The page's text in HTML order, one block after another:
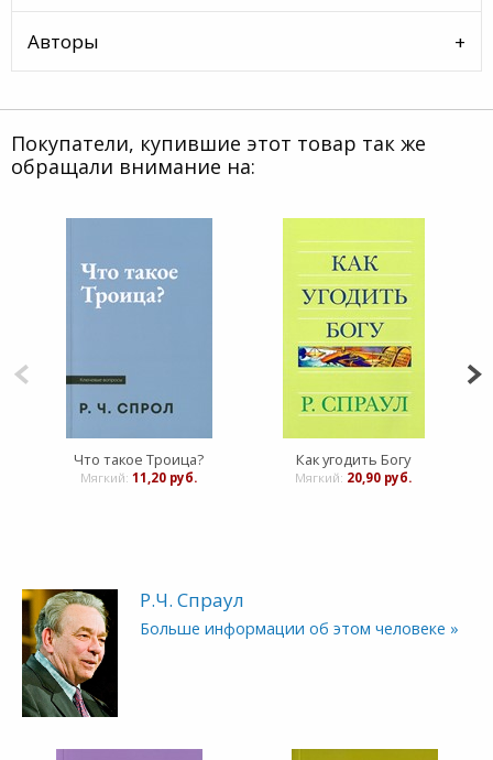
Авторы
Покупатели, купившие этот товар так же
обращали внимание на:
Что такое Троица?
Мягкий:11,20 руб.
Как угодить Богу
Мягкий: 20,90 руб.
Р.Ч. Спраул
Больше информации об этом человеке »